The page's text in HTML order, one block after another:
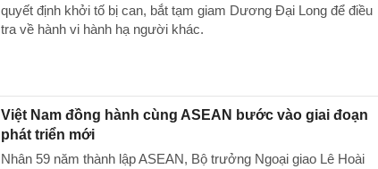
quyết định khởi tố bị can, bắt tạm giam Dương Đại Long để điều
tra về hành vi hành hạ người khác.
Việt Nam đồng hành cùng ASEAN bước vào giai đoạn
phát triển mới
Nhân 59 năm thành lập ASEAN, Bộ trưởng Ngoại giao Lê Hoài